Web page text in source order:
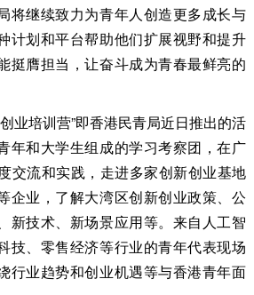
将继续致力为青年人创造更多成长与
计划和平台帮助他们扩展视野和提升
挺膺担当，让奋斗成为青春最鲜亮的
培训营”即香港民青局近日推出的活
年和大学生组成的学习考察团，在广
交流和实践，走进多家创新创业基地
企业，了解大湾区创新创业政策、公
新技术、新场景应用等。来自人工智
技、零售经济等行业的青年代表现场
行业趋势和创业机遇等与香港青年面